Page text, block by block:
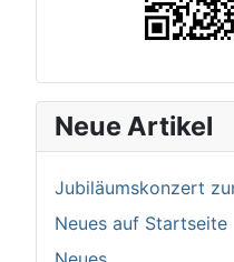
Neue Artikel
Jubiläumskonzert
Neues auf Startseite